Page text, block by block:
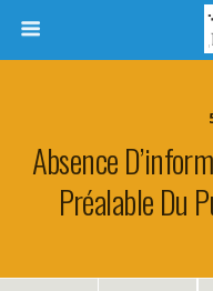
Absence
Préalable Du